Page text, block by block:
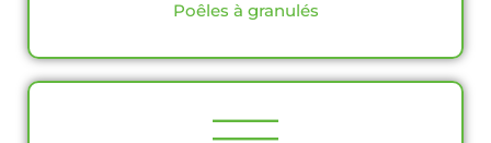
Poêles à granulés